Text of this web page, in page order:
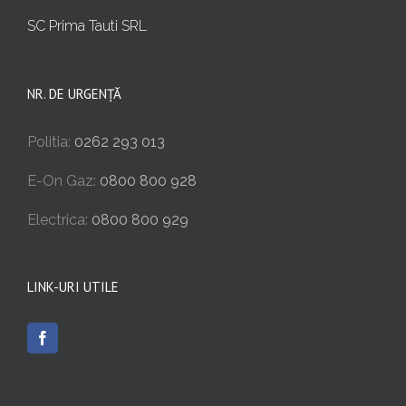
SC Prima Tauti SRL
NR. DE URGENȚĂ
Politia: 0262 293 013
E-On Gaz: 0800 800 928
Electrica: 0800 800 929
LINK-URI UTILE